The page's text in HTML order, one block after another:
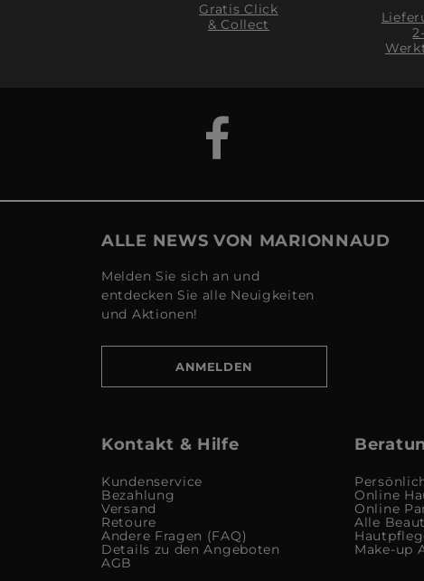
Gratis Click
& Collect
ALLE NEWS VON MARIONNAUD
Melden Sie sich an und
entdecken Sie alle Neuigkeiten
und Aktionen!
ANMELDEN
Kontakt & Hilfe
Kundenservice
Bezahlung
Versand
Retoure
Andere Fragen (FAQ)
Details zu den Angeboten
AGB
Online
Online
Alle
Make-up